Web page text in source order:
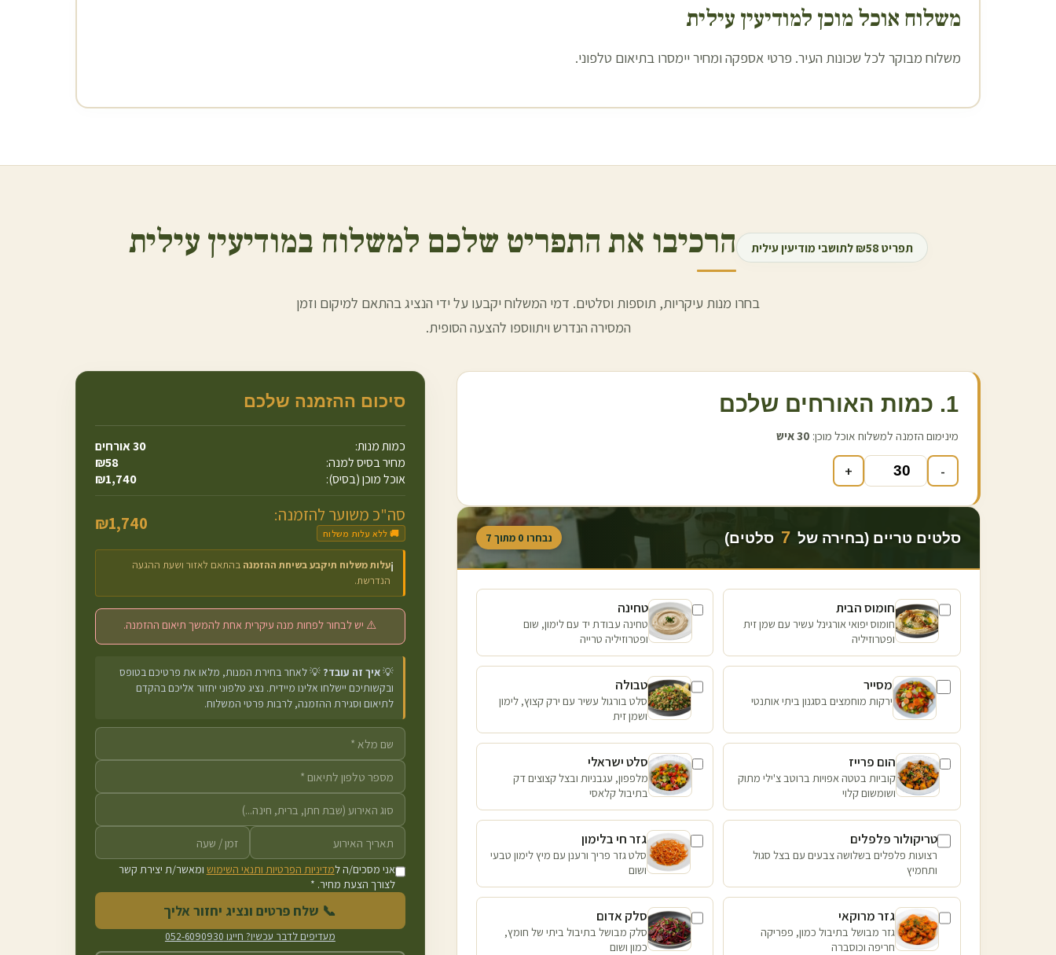
משלוח אוכל מוכן למודיעין עילית
משלוח מבוקר לכל שכונות העיר. פרטי אספקה ומחיר יימסרו בתיאום טלפוני.
תפריט ₪58 לתושבי מודיעין עילית הרכיבו את התפריט שלכם למשלוח במודיעין עילית
בחרו מנות עיקריות, תוספות וסלטים. דמי המשלוח יקבעו על ידי הנציג בהתאם למיקום וזמן
המסירה הנדרש ויתווספו להצעה הסופית.
1. כמות האורחים שלכם
מינימום הזמנה למשלוח אוכל מוכן: 30איש
-
+
סלטים טריים (בחירה של 7 סלטים) נבחרו 0 מתוך 7
חומוס הבית
חומוס יפואי אורגינל עשיר עם שמן זית
ופטרוזיליה
טחינה
טחינה עבודת יד עם לימון, שום
ופטרוזיליה טרייה
מסייר
ירקות מוחמצים בסגנון ביתי אותנטי
טבולה
סלט בורגול עשיר עם ירק קצוץ, לימון
ושמן זית
הום פרייז
קוביות בטטה אפויות ברוטב צ'ילי מתוק
ושומשום קלוי
סלט ישראלי
מלפפון, עגבניות ובצל קצוצים דק
בתיבול קלאסי
טריקולור פלפלים
רצועות פלפלים בשלושה צבעים עם בצל סגול
ותחמיץ
גזר חי בלימון
סלט גזר פריך ורענן עם מיץ לימון טבעי
ושום
גזר מרוקאי
גזר מבושל בתיבול כמון, פפריקה
חריפה וכוסברה
סלק אדום
סלק מבושל בתיבול ביתי של חומץ,
כמון ושום
סיכום ההזמנה שלכם
כמות מנות: 30אורחים
מחיר בסיס למנה:
₪58
אוכל מוכן (בסיס):
₪1,740
סה"כ משוער להזמנה:
🚚 ללא עלות משלוח ₪1,740
ℹ️עלות משלוח תיקבע בשיחת ההזמנה בהתאם לאזור ושעת ההגעה
הנדרשת.
⚠️ יש לבחור לפחות מנה עיקרית אחת להמשך תיאום ההזמנה.
💡איך זה עובד? 💡 לאחר בחירת המנות, מלאו את פרטיכם בטופס
ובקשותיכם יישלחו אלינו מיידית. נציג טלפוני יחזור אליכם בהקדם
לתיאום וסגירת ההזמנה, לרבות פרטי המשלוח.
אני מסכים/ה למדיניות הפרטיות ותנאי השימוש ומאשר/ת יצירת קשר
לצורך הצעת מחיר. *
📞 שלח פרטים ונציג יחזור אליך
מעדיפים לדבר עכשיו? חייגו 052-6090930